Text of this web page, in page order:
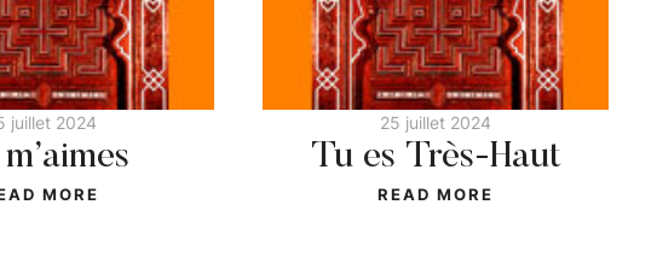
juillet 2024
MORE
25 juillet 2024
Tu es Très-Haut
READ MORE